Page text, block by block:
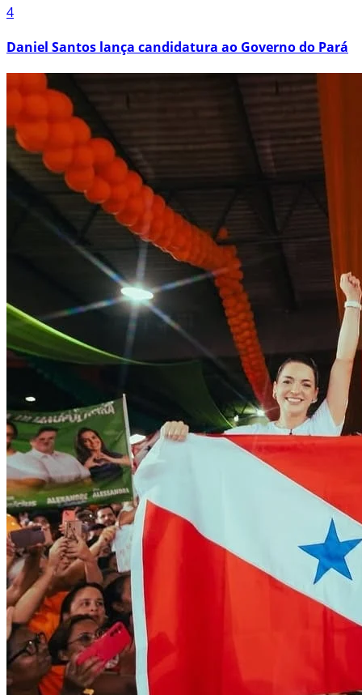
4
Daniel Santos lança candidatura ao Governo do Pará